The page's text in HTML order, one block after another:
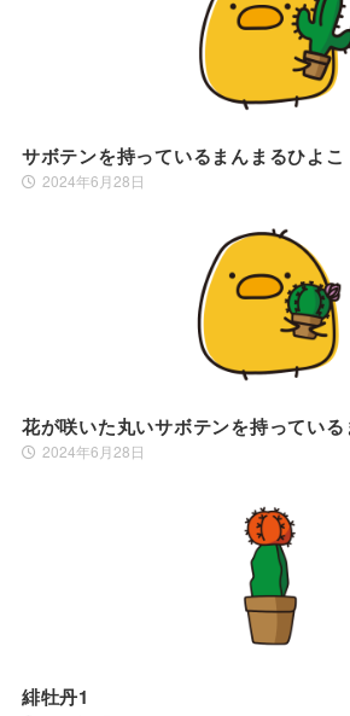
サボテンを持っているまんまるひよこ
2024年6月28日
花が咲いた丸いサボテンを持っている
2024年6月28日
緋牡丹1